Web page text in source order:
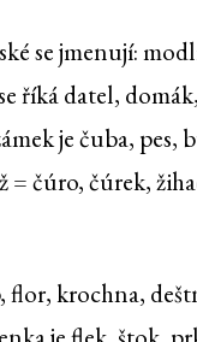
se jmenují:
říká datel,
je čuba, pes,
= čúro, čúrek,
flor, krochna,